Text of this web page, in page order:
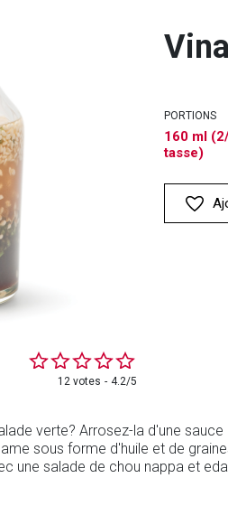
12 votes 4.2/5
PORTIONS
160 ml
tasse)
verte? Arrosez-la d'une sauce
sous forme d'huile et de
une salade de chou nappa et